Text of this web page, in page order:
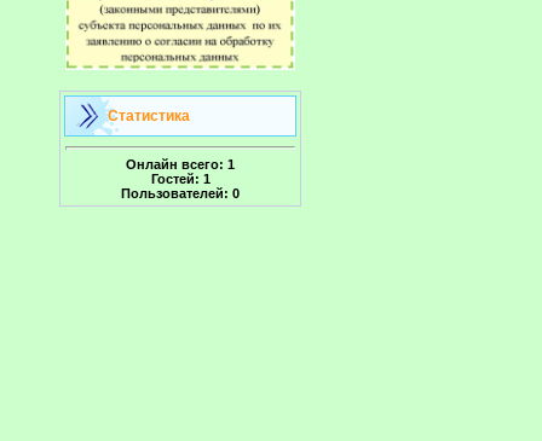
Статистика
Онлайн всего: 1
Гостей: 1
Пользователей: 0